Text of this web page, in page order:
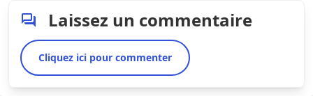
Laissez un commentaire
Cliquez ici pour commenter